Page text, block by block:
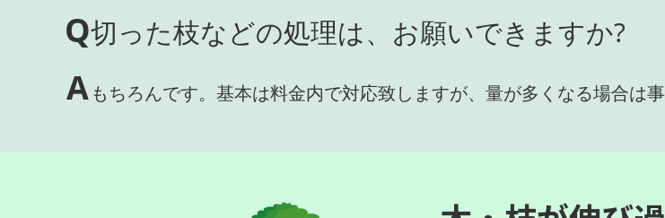
Q切った枝などの処理は、お願いできますか?
Aもちろんです。基本は料金内で対応致しますが、量が多くなる場合は